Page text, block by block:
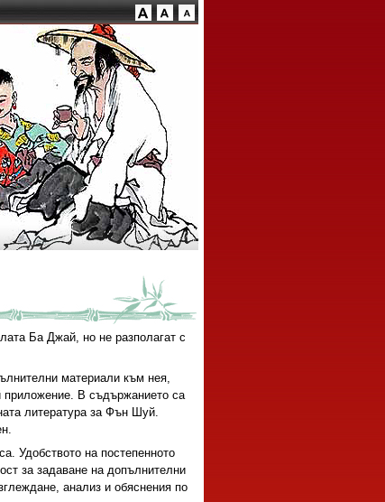
Ба Джай, но не разполагат с
материали към нея,
приложение. В съдържанието са
литература за Фън Шуй.
Удобството на постепенното
за задаване на допълнителни
анализ и обяснения по